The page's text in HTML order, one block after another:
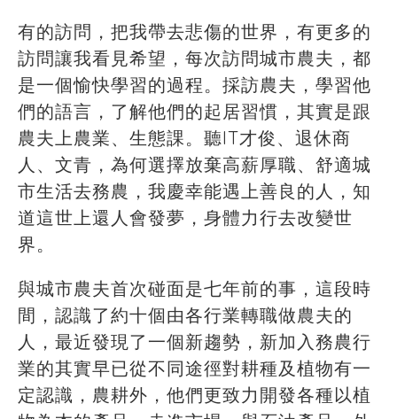
有的訪問，把我帶去悲傷的世界，有更多的
訪問讓我看見希望，每次訪問城市農夫，都
是一個愉快學習的過程。採訪農夫，學習他
們的語言，了解他們的起居習慣，其實是跟
農夫上農業、生態課。聽IT才俊、退休商
人、文青，為何選擇放棄高薪厚職、舒適城
市生活去務農，我慶幸能遇上善良的人，知
道這世上還人會發夢，身體力行去改變世
界。
與城市農夫首次碰面是七年前的事，這段時
間，認識了約十個由各行業轉職做農夫的
人，最近發現了一個新趨勢，新加入務農行
業的其實早已從不同途徑對耕種及植物有一
定認識，農耕外，他們更致力開發各種以植